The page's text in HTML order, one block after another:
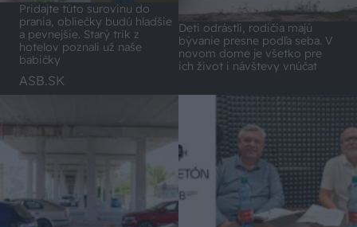
Pridajte túto surovinu do
prania, obliečky budú hladšie
a pevnejšie. Starý trik z
hotelov poznali už naše
babičky
Deti odrástli, rodičia majú
bývanie presne podľa seba. V
novom dome je všetko pre
ich život i návštevy vnúčat
ASB.SK